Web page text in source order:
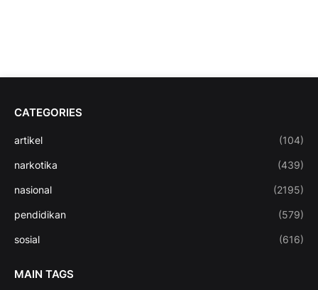
CATEGORIES
artikel (104)
narkotika (439)
nasional (2195)
pendidikan (579)
sosial (616)
MAIN TAGS